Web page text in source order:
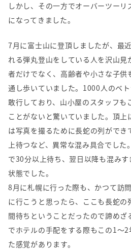
しかし、その一方でオーバーツー
になってきました。
7月に富士山に登頂しましたが、最
れる弾丸登山をしている人を沢山
者だけでなく、高齢者や小さな子
通し歩いていました。 1000人のベ
敢行しており、山小屋のスタッフも
ことがないと驚いていました。頂上
は写真を撮るために長蛇の列ができ
上待つなど、異常な混み具合でし
で30分以上待ち、翌日以降も混み
状態でした。
8月に札幌に行った際も、かつて訪
に行こうと思ったら、ここも長蛇の
間待ちということだったので諦め
でホテルの手配をする際もこの1～2
た感覚があります。